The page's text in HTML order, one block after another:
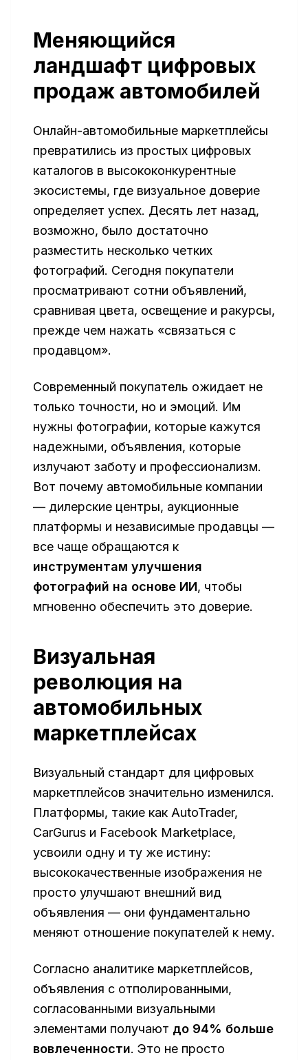
Меняющийся
ландшафт цифровых
продаж автомобилей
Онлайн-автомобильные маркетплейсы
превратились из простых цифровых
каталогов в высококонкурентные
экосистемы, где визуальное доверие
определяет успех. Десять лет назад,
возможно, было достаточно
разместить несколько четких
фотографий. Сегодня покупатели
просматривают сотни объявлений,
сравнивая цвета, освещение и ракурсы,
прежде чем нажать «связаться с
продавцом».
Современный покупатель ожидает не
только точности, но и эмоций. Им
нужны фотографии, которые кажутся
надежными, объявления, которые
излучают заботу и профессионализм.
Вот почему автомобильные компании
— дилерские центры, аукционные
платформы и независимые продавцы —
все чаще обращаются к
инструментам улучшения
фотографий на основе ИИ, чтобы
мгновенно обеспечить это доверие.
Визуальная
революция на
автомобильных
маркетплейсах
Визуальный стандарт для цифровых
маркетплейсов значительно изменился.
Платформы, такие как AutoTrader,
CarGurus и Facebook Marketplace,
усвоили одну и ту же истину:
высококачественные изображения не
просто улучшают внешний вид
объявления — они фундаментально
меняют отношение покупателей к нему.
Согласно аналитике маркетплейсов,
объявления с отполированными,
согласованными визуальными
элементами получают до 94% больше
вовлеченности. Это не просто